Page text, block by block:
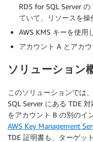
RDS for SQL Server
ていて、リソースを
AWS KMS キーを使用
アカウント A とアカ
ソリューション
このソリューションでは
SQL Server にある TDE
をアカウント B の別のイ
AWS Key Management
TDE 証明書も、ターゲッ